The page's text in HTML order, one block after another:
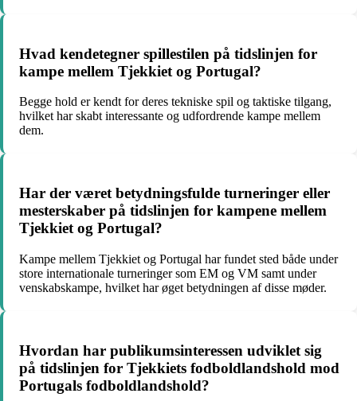
Hvad kendetegner spillestilen på tidslinjen for
kampe mellem Tjekkiet og Portugal?
Begge hold er kendt for deres tekniske spil og taktiske tilgang,
hvilket har skabt interessante og udfordrende kampe mellem
dem.
Har der været betydningsfulde turneringer eller
mesterskaber på tidslinjen for kampene mellem
Tjekkiet og Portugal?
Kampe mellem Tjekkiet og Portugal har fundet sted både under
store internationale turneringer som EM og VM samt under
venskabskampe, hvilket har øget betydningen af disse møder.
Hvordan har publikumsinteressen udviklet sig
på tidslinjen for Tjekkiets fodboldlandshold mod
Portugals fodboldlandshold?